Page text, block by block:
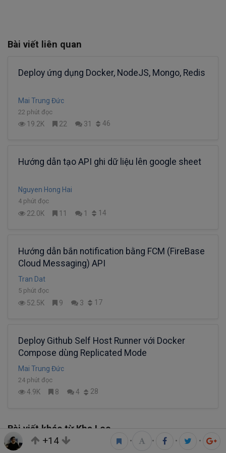
Bài viết liên quan
Deploy ứng dụng Docker, NodeJS, Mongo, Redis
Mai Trung Đức
22 phút đọc
19.2K 22 31 46
Hướng dẫn tạo API ghi dữ liệu lên google sheet
Nguyen Hong Hai
4 phút đọc
22.0K 11 1 14
Hướng dẫn bắn notification bằng FCM (FireBase
Cloud Messaging) API
Tran Dat
5 phút đọc
52.5K 9 3 17
Deploy Github Self Host Runner với Docker
Compose dùng Replicated Mode
Mai Trung Đức
24 phút đọc
4.9K 8 4 28
Bài viết khác từ Kha Leo
+14 • • • •